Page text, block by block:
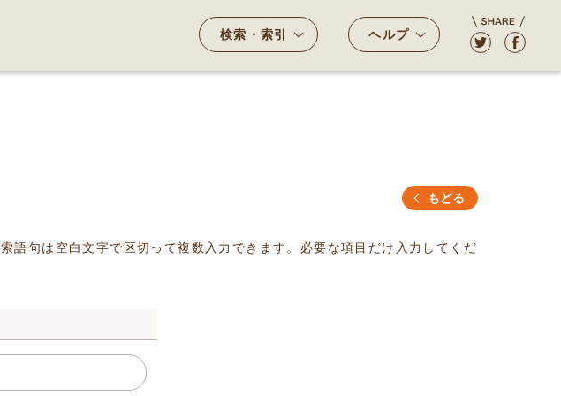
検索・索引 ヘルプ
もどる
語句は空白文字で区切って複数入力できます。必要な項目だけ入力してくだ